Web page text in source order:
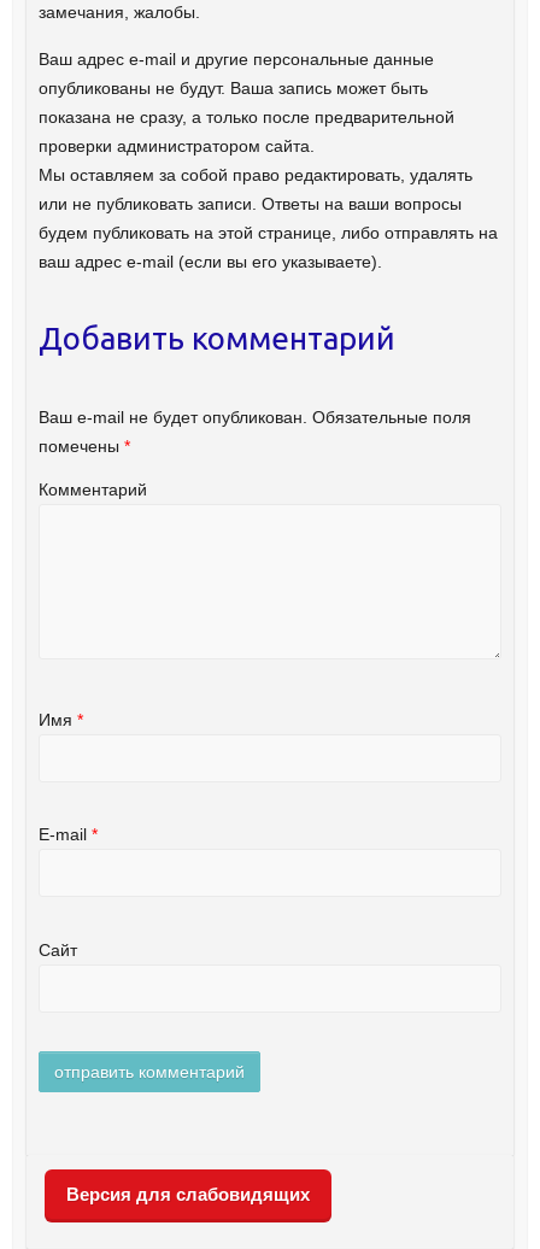
замечания, жалобы.
Ваш адрес e-mail и другие персональные данные
опубликованы не будут. Ваша запись может быть
показана не сразу, а только после предварительной
проверки администратором сайта.
Мы оставляем за собой право редактировать, удалять
или не публиковать записи. Ответы на ваши вопросы
будем публиковать на этой странице, либо отправлять на
ваш адрес e-mail (если вы его указываете).
Добавить комментарий
Ваш e-mail не будет опубликован. Обязательные поля
помечены *
Комментарий
Имя *
E-mail *
Сайт
Версия для слабовидящих